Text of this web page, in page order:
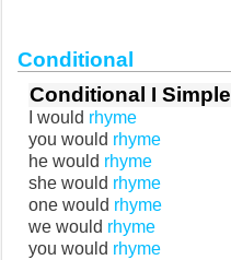
Conditional
Conditional I Simple
I would rhyme
you would rhyme
he would rhyme
she would rhyme
one would rhyme
we would rhyme
you would rhyme